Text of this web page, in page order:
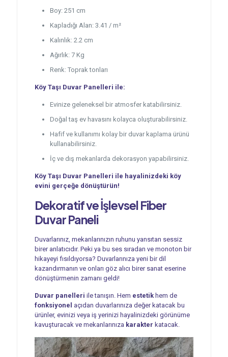
Boy: 251 cm
Kapladığı Alan: 3.41 / m²
Kalınlık: 2.2 cm
Ağırlık: 7 Kg
Renk: Toprak tonları
Köy Taşı Duvar Panelleri ile:
Evinize geleneksel bir atmosfer katabilirsiniz.
Doğal taş ev havasını kolayca oluşturabilirsiniz.
Hafif ve kullanımı kolay bir duvar kaplama ürünü
kullanabilirsiniz.
İç ve dış mekanlarda dekorasyon yapabilirsiniz.
Köy Taşı Duvar Panelleri ile hayalinizdeki köy
evini gerçeğe dönüştürün!
Dekoratif ve İşlevselFiber
Duvar Paneli
Duvarlarınız, mekanlarınızın ruhunu yansıtan sessiz
birer anlatıcıdır. Peki ya bu ses sıradan ve monoton bir
hikayeyi fısıldıyorsa? Duvarlarınıza yeni bir dil
kazandırmanın ve onları göz alıcı birer sanat eserine
dönüştürmenin zamanı geldi!
Duvar panelleri ile tanışın. Hem estetikhem de
fonksiyonel açıdan duvarlarınıza değer katacak bu
ürünler, evinizi veya iş yerinizi hayalinizdeki görünüme
kavuşturacak ve mekanlarınıza karakter katacak.